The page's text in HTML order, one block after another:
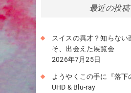
最近の投稿
スイスの異才？知らない
そ、出会えた展覧会
2026年7月25日
ようやくこの手に『落下
UHD & Blu-ray